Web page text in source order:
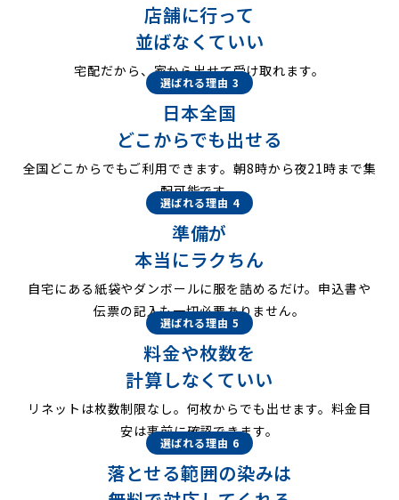
店舗に行って
並ばなくていい
宅配だから、家から出せて受け取れます。
選ばれる理由 3
日本全国
どこからでも出せる
全国どこからでもご利用できます。朝8時から夜21時まで集
配可能です。
選ばれる理由 4
準備が
本当にラクちん
自宅にある紙袋やダンボールに服を詰めるだけ。申込書や
伝票の記入も一切必要ありません。
選ばれる理由 5
料金や枚数を
計算しなくていい
リネットは枚数制限なし。何枚からでも出せます。料金目
安は事前に確認できます。
選ばれる理由 6
落とせる範囲の染みは